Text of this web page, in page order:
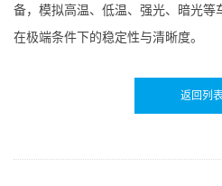
备，模拟高温、低温、强光、暗光等
在极端条件下的稳定性与清晰度。
返回列